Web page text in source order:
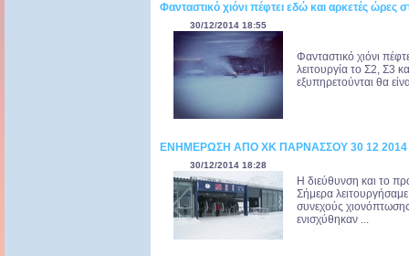
Φανταστικό χιόνι πέφτει εδώ και αρκετές ώρες
30/12/2014 18:55
Φανταστικό χιόνι
λειτουργία το Σ2, Σ3
εξυπηρετούνται θα
ΕΝΗΜΕΡΩΣΗ ΑΠΟ ΧΚ ΠΑΡΝΑΣΣΟΥ 30 12 2014
30/12/2014 18:28
Η διεύθυνση και το
Σήμερα
συνεχούς
ενισχύθηκαν ...